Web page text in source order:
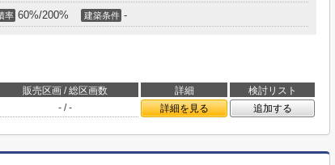
率 60%/200% 建築条件 -
販売区画 / 総区画数 詳細
検討リスト
- / - 詳細を見る 追加する